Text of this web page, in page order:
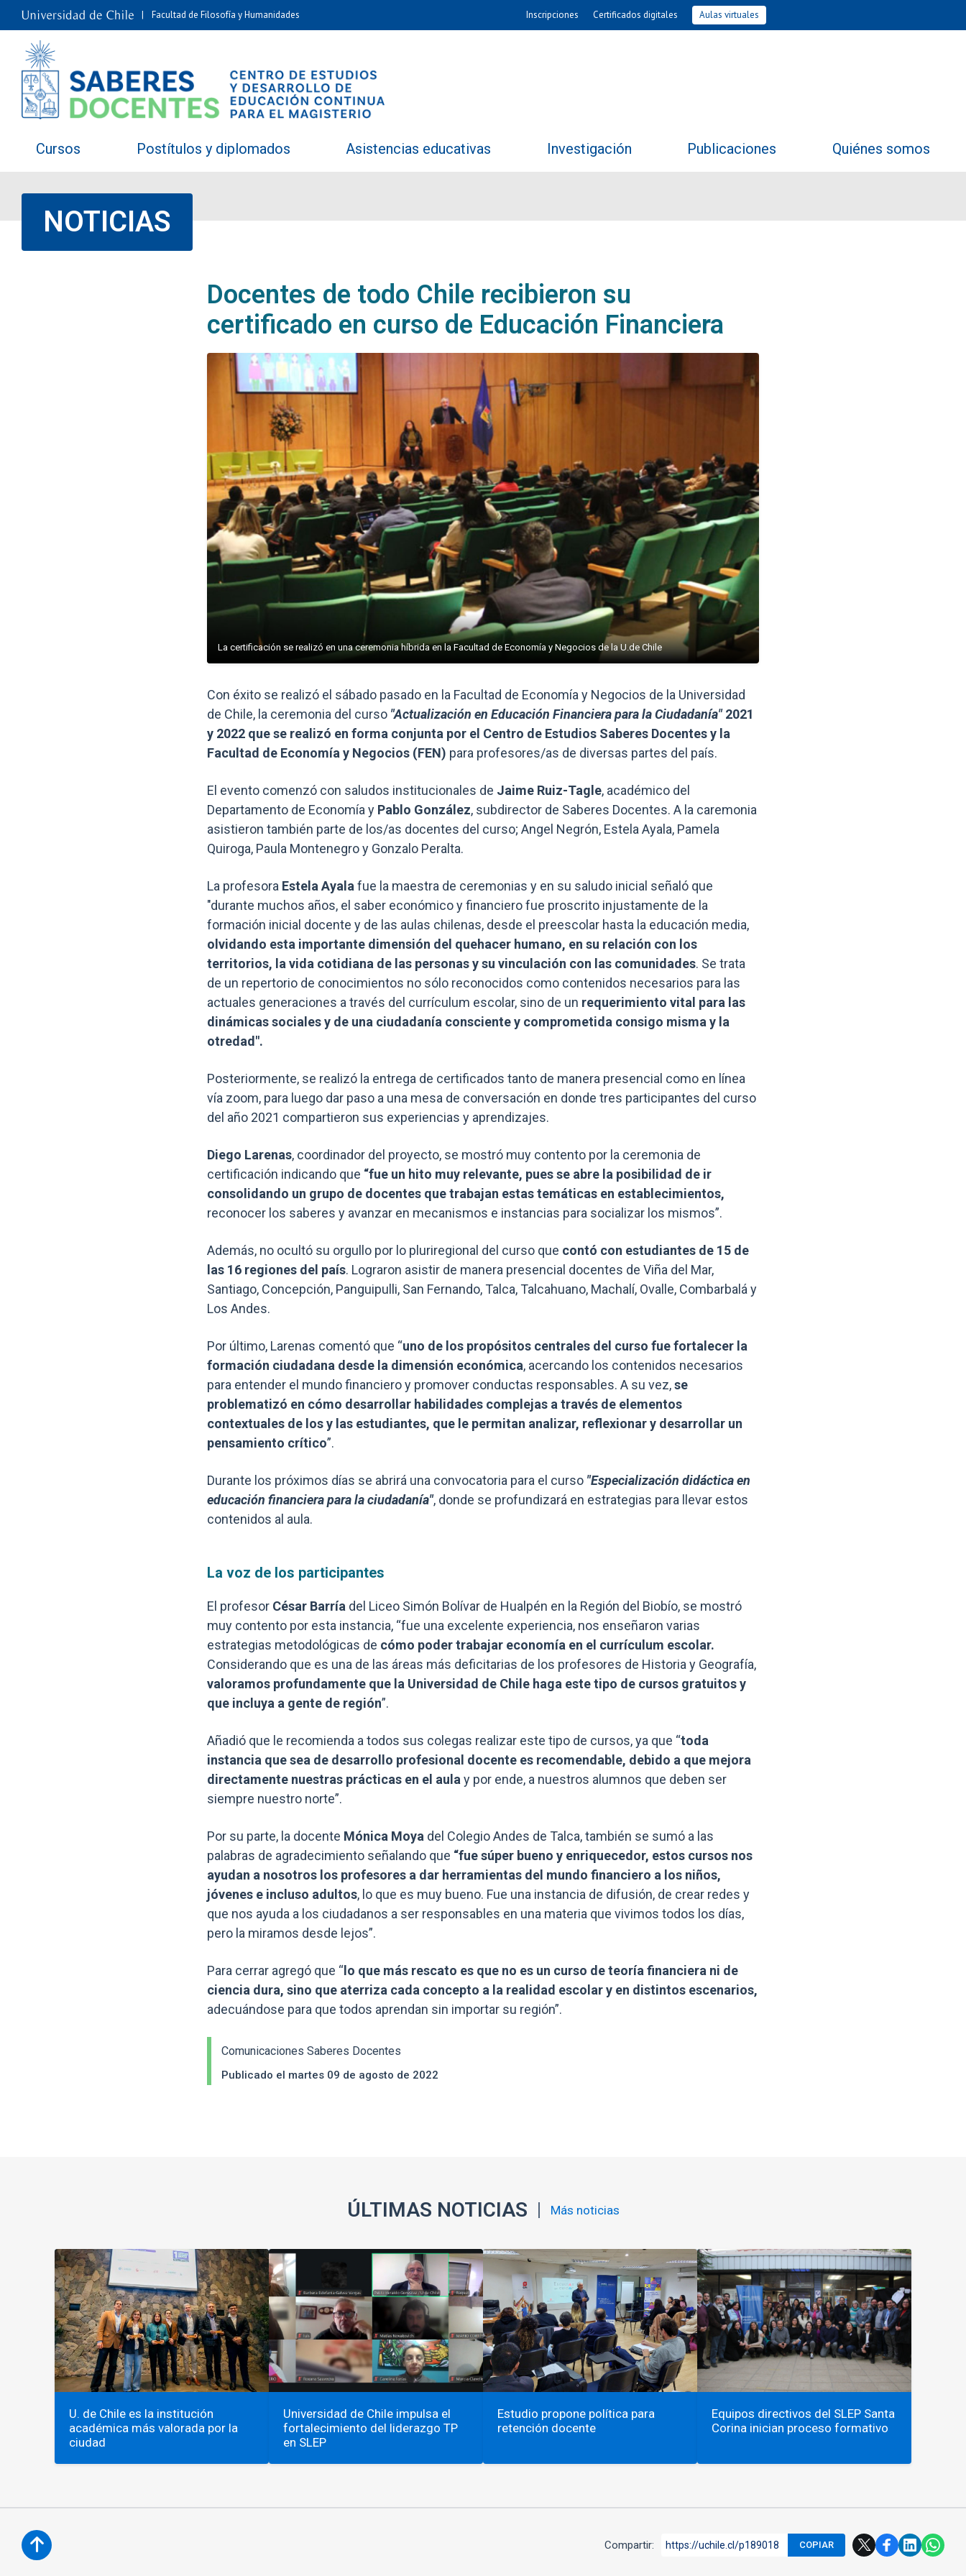
Facultad de Filosofía y Humanidades Inscripciones Certificados digitales Aulas virtuales
Cursos Postítulos y diplomados Asistencias educativas Investigación Publicaciones Quiénes somos
NOTICIAS
Docentes de todo Chile recibieron su
certificado en curso de Educación Financiera
La certificación se realizó en una ceremonia híbrida en la Facultad de Economía y Negocios de la U.de Chile
Con éxito se realizó el sábado pasado en la Facultad de Economía y Negocios de la Universidad
de Chile, la ceremonia del curso "Actualización en Educación Financiera para la Ciudadanía"2021
y 2022 que se realizó en forma conjunta por el Centro de Estudios Saberes Docentes y la
Facultad de Economía y Negocios (FEN) para profesores/as de diversas partes del país.
El evento comenzó con saludos institucionales de Jaime Ruiz-Tagle, académico del
Departamento de Economía y Pablo González, subdirector de Saberes Docentes. A la caremonia
asistieron también parte de los/as docentes del curso; Angel Negrón, Estela Ayala, Pamela
Quiroga, Paula Montenegro y Gonzalo Peralta.
La profesora Estela Ayala fue la maestra de ceremonias y en su saludo inicial señaló que
"durante muchos años, el saber económico y financiero fue proscrito injustamente de la
formación inicial docente y de las aulas chilenas, desde el preescolar hasta la educación media,
olvidando esta importante dimensión del quehacer humano, en su relación con los
territorios, la vida cotidiana de las personas y su vinculación con las comunidades. Se trata
de un repertorio de conocimientos no sólo reconocidos como contenidos necesarios para las
actuales generaciones a través del currículum escolar, sino de un requerimiento vital para las
dinámicas sociales y de una ciudadanía consciente y comprometida consigo misma y la
otredad".
Posteriormente, se realizó la entrega de certificados tanto de manera presencial como en línea
vía zoom, para luego dar paso a una mesa de conversación en donde tres participantes del curso
del año 2021 compartieron sus experiencias y aprendizajes.
Diego Larenas, coordinador del proyecto, se mostró muy contento por la ceremonia de
certificación indicando que “fue un hito muy relevante, pues se abre la posibilidad de ir
consolidando un grupo de docentes que trabajan estas temáticas en establecimientos,
reconocer los saberes y avanzar en mecanismos e instancias para socializar los mismos”.
Además, no ocultó su orgullo por lo pluriregional del curso que contó con estudiantes de 15 de
las 16 regiones del país. Lograron asistir de manera presencial docentes de Viña del Mar,
Santiago, Concepción, Panguipulli, San Fernando, Talca, Talcahuano, Machalí, Ovalle, Combarbalá y
Los Andes.
Por último, Larenas comentó que “uno de los propósitos centrales del curso fue fortalecer la
formación ciudadana desde la dimensión económica, acercando los contenidos necesarios
para entender el mundo financiero y promover conductas responsables. A su vez,se
problematizó en cómo desarrollar habilidades complejas a través de elementos
contextuales de los y las estudiantes, que le permitan analizar, reflexionar y desarrollar un
pensamiento crítico”.
Durante los próximos días se abrirá una convocatoria para el curso "Especialización didáctica en
educación financiera para la ciudadanía", donde se profundizará en estrategias para llevar estos
contenidos al aula.
La voz de los participantes
El profesor César Barría del Liceo Simón Bolívar de Hualpén en la Región del Biobío, se mostró
muy contento por esta instancia, “fue una excelente experiencia, nos enseñaron varias
estrategias metodológicas de cómo poder trabajar economía en el currículum escolar.
Considerando que es una de las áreas más deficitarias de los profesores de Historia y Geografía,
valoramos profundamente que la Universidad de Chile haga este tipo de cursos gratuitos y
que incluya a gente de región”.
Añadió que le recomienda a todos sus colegas realizar este tipo de cursos, ya que “toda
instancia que sea de desarrollo profesional docente es recomendable, debido a que mejora
directamente nuestras prácticas en el aula y por ende, a nuestros alumnos que deben ser
siempre nuestro norte”.
Por su parte, la docente Mónica Moya del Colegio Andes de Talca, también se sumó a las
palabras de agradecimiento señalando que “fue súper bueno y enriquecedor, estos cursos nos
ayudan a nosotros los profesores a dar herramientas del mundo financiero a los niños,
jóvenes e incluso adultos, lo que es muy bueno. Fue una instancia de difusión, de crear redes y
que nos ayuda a los ciudadanos a ser responsables en una materia que vivimos todos los días,
pero la miramos desde lejos”.
Para cerrar agregó que “ lo que más rescato es que no es un curso de teoría financiera ni de
ciencia dura, sino que aterriza cada concepto a la realidad escolar y en distintos escenarios,
adecuándose para que todos aprendan sin importar su región”.
Comunicaciones Saberes Docentes
Publicado el martes 09 de agosto de 2022
ÚLTIMAS NOTICIAS Más noticias
U. de Chile es la institución
académica más valorada por la
ciudad
Universidad de Chile impulsa el
fortalecimiento del liderazgo TP
en SLEP
Estudio propone política para
retención docente
Equipos directivos del SLEP Santa
Corina inician proceso formativo
Compartir: https://uchile.cl/p189018 COPIAR